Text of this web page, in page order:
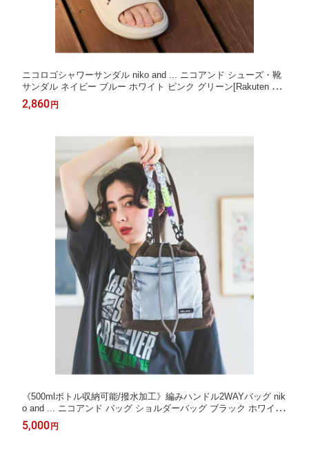
ニコロゴシャワーサンダル niko and ... ニコアンド シューズ・靴
サンダル ネイビー ブルー ホワイト ピンク グリーン[Rakuten Fas
hion]
2,860 円
《500mlボトル収納可能/撥水加工》編みハンドル2WAYバッグ nik
o and ... ニコアンド バッグ ショルダーバッグ ブラック ホワイト
イエロー【送料無料】[Rakuten Fashion]
5,000 円